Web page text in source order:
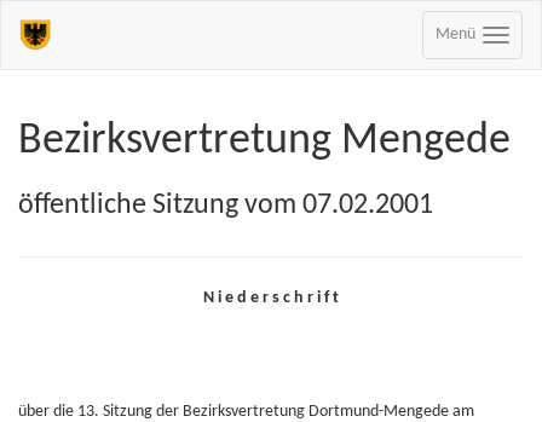
Menü
Bezirksvertretung Mengede
öffentliche Sitzung vom 07.02.2001
N i e d e r s c h r i f t
über die 13. Sitzung der Bezirksvertretung Dortmund-Mengede am